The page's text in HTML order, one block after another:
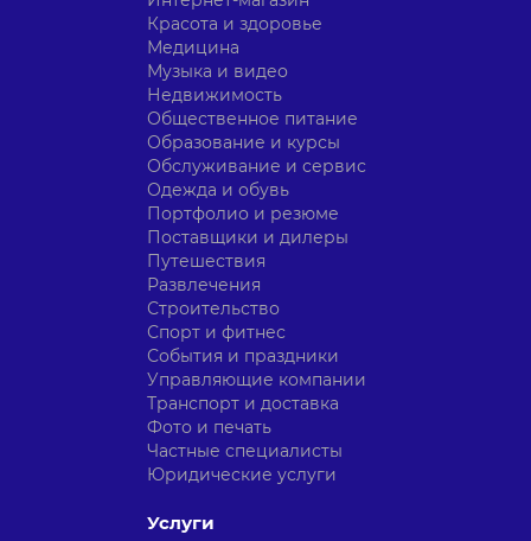
Красота и здоровье
Медицина
Музыка и видео
Недвижимость
Общественное питание
Образование и курсы
Обслуживание и сервис
Одежда и обувь
Портфолио и резюме
Поставщики и дилеры
Путешествия
Развлечения
Строительство
Спорт и фитнес
События и праздники
Управляющие компании
Транспорт и доставка
Фото и печать
Частные специалисты
Юридические услуги
Услуги